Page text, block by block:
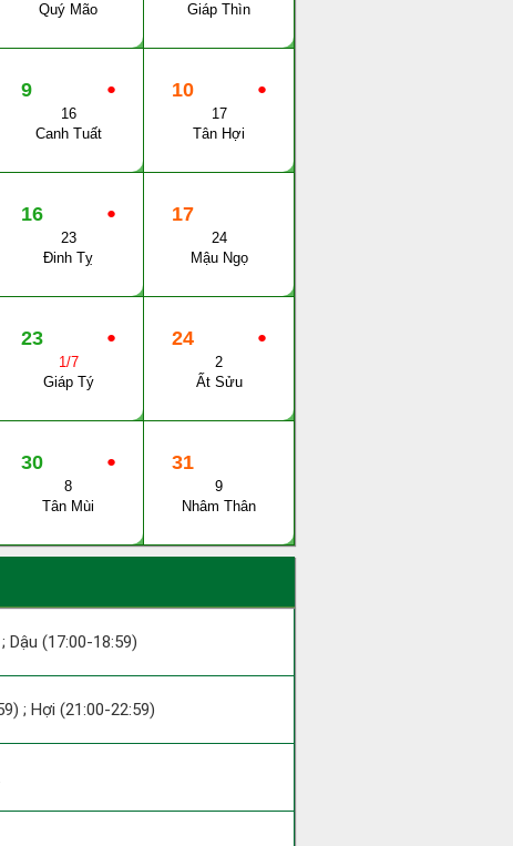
Quý Mão
Giáp Thìn
●
9
16
Canh Tuất
●
10
17
Tân Hợi
●
16
23
Đinh Tỵ
17
24
Mậu Ngọ
●
23
1/7
Giáp Tý
●
24
2
Ất Sửu
●
30
8
Tân Mùi
31
9
Nhâm Thân
Dậu (17:00-18:59)
; Hợi (21:00-22:59)